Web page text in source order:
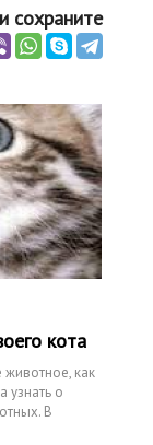
сохраните
кота
как
узнать о
В